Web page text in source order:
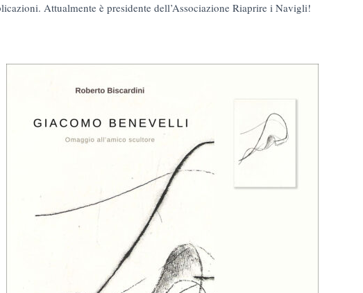
Attualmente è presidente dell’Associazione Riaprire i Navigli!